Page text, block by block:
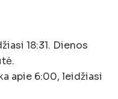
18:31. Dienos
apie 6:00, leidžiasi